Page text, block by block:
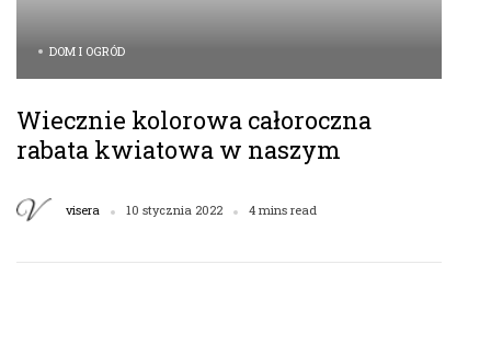
DOM I OGRÓD
Wiecznie kolorowa całoroczna
rabata kwiatowa w naszym
visera 10 stycznia 2022 4 mins read